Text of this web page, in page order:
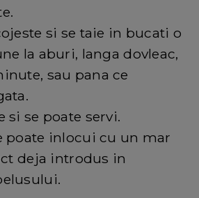
si se taie in bucati o
la aburi, langa dovleac,
sau pana ce
si se poate servi.
poate inlocui cu un mar
deja introdus in